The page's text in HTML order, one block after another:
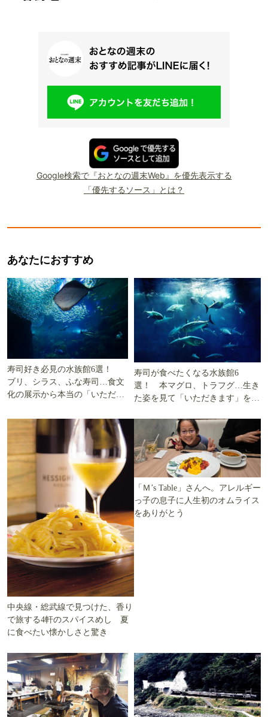
Google検索で『おとなの週末Web』を優先表示する
「優先するソース」とは？
あなたにおすすめ
寿司好き必見の水族館6選！
ブリ、シラス、ふな寿司…食文
化の展示から本当の「いただき
寿司が食べたくなる水族館6
選！ 本マグロ、トラフグ…生き
た姿を見て「いただきます」を考
中央線・総武線で見つけた、香り
で旅する4軒のスパイスめし 夏
に食べたい懐かしさと驚き
「Ｍ’s Table」さんへ。アレルギー
っ子の息子に人生初のオムライス
をありがとう